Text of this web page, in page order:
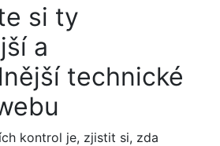
si ty
a
technické
kontrol je, zjistit si, zda